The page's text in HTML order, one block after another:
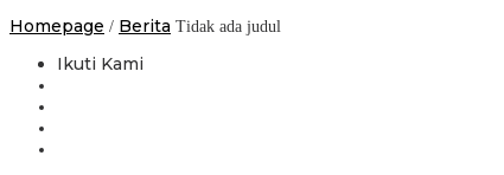
Homepage / Berita Tidak ada judul
Ikuti Kami